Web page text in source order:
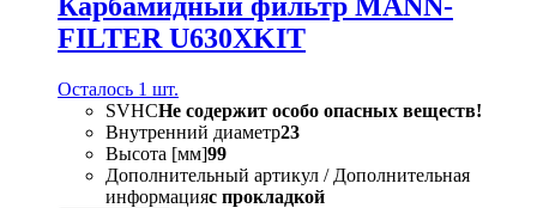
FILTER U630XKIT
Осталось 1 шт.
SVHCНе содержит особо опасных веществ!
Внутренний диаметр23
Высота [мм]99
Дополнительный артикул / Дополнительная
информацияс прокладкой